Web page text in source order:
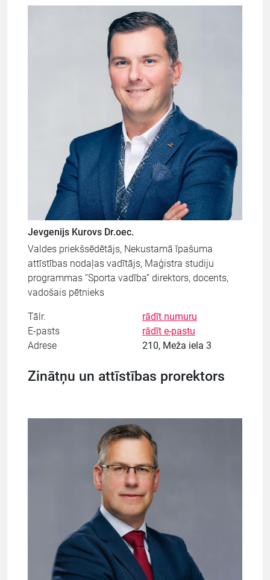
Jevgenijs Kurovs Dr.oec.
Valdes priekšsēdētājs, Nekustamā īpašuma
attīstības nodaļas vadītājs, Maģistra studiju
programmas “Sporta vadība” direktors, docents,
vadošais pētnieks
Tālr.
rādīt numuru
E-pasts
rādīt e-pastu
Adrese
210, Meža iela 3
Zinātņu un attīstības prorektors